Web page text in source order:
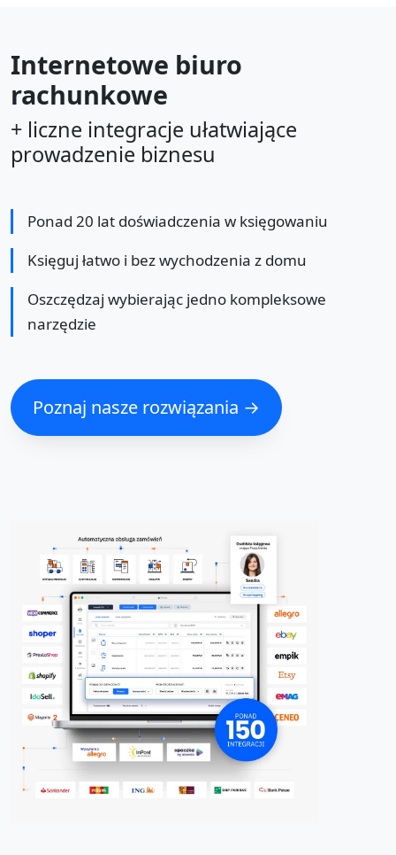
Internetowe biuro
rachunkowe
+ liczne integracje ułatwiające
prowadzenie biznesu
Ponad 20 lat doświadczenia w księgowaniu
Księguj łatwo i bez wychodzenia z domu
Oszczędzaj wybierając jedno kompleksowe
narzędzie
Poznaj nasze rozwiązania →